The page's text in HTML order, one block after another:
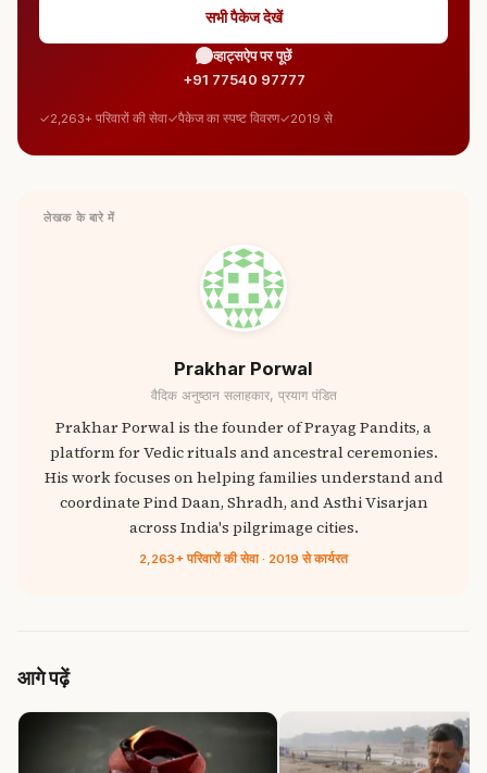
सभी पैकेज देखें
व्हाट्सऐप पर पूछें
+91 77540 97777
2,263+ परिवारों की सेवा पैकेज का स्पष्ट विवरण 2019 से
लेखक के बारे में
Prakhar Porwal
वैदिक अनुष्ठान सलाहकार, प्रयाग पंडित
Prakhar Porwal is the founder of Prayag Pandits, a
platform for Vedic rituals and ancestral ceremonies.
His work focuses on helping families understand and
coordinate Pind Daan, Shradh, and Asthi Visarjan
across India's pilgrimage cities.
2,263+ परिवारों की सेवा · 2019 से कार्यरत
आगे पढ़ें